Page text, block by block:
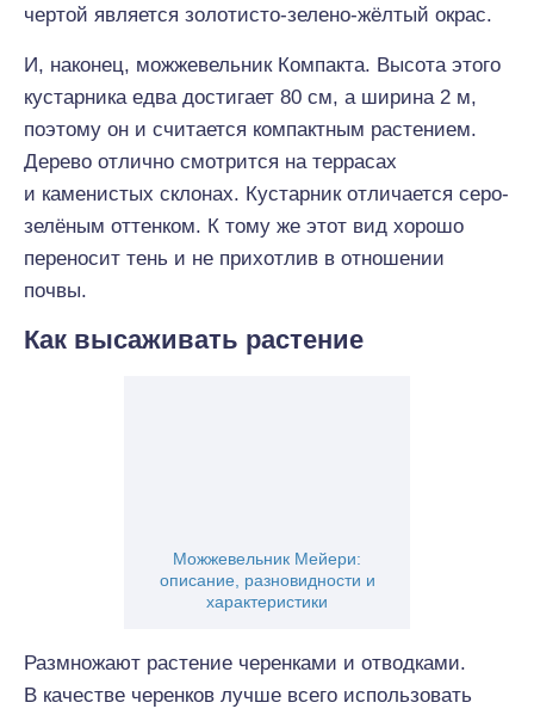
чертой является золотисто-зелено-жёлтый окрас.
И, наконец, можжевельник Компакта. Высота этого
кустарника едва достигает 80 см, а ширина 2 м,
поэтому он и считается компактным растением.
Дерево отлично смотрится на террасах
и каменистых склонах. Кустарник отличается серо-
зелёным оттенком. К тому же этот вид хорошо
переносит тень и не прихотлив в отношении
почвы.
Как высаживать растение
Можжевельник Мейери:
описание, разновидности и
характеристики
Размножают растение черенками и отводками.
В качестве черенков лучше всего использовать